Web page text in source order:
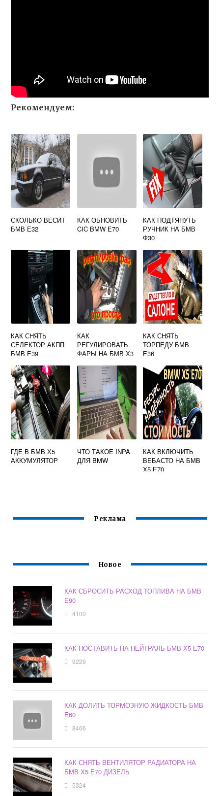
Рекомендуем:
СКОЛЬКО ВЕСИТ
БМВ Е32
КАК ОБНОВИТЬ
CIC BMW E70
КАК ПОДТЯНУТЬ
РУЧНИК НА БМВ
Ф30
КАК СНЯТЬ
СЕЛЕКТОР АКПП
БМВ Е39
КАК
РЕГУЛИРОВАТЬ
ФАРЫ НА БМВ Х3
КАК СНЯТЬ
ТОРПЕДУ БМВ
Е36
ГДЕ В БМВ Х5
АККУМУЛЯТОР
ЧТО ТАКОЕ INPA
ДЛЯ BMW
КАК ВКЛЮЧИТЬ
ВЕБАСТО НА БМВ
Х5 Е70
Реклама
Новое
КАК СБРОСИТЬ РАСХОД ТОПЛИВА НА БМВ
Е90
4100
КАК ПОСТАВИТЬ НА НЕЙТРАЛЬ БМВ Х5 Е70
9229
КАК ДОЛИТЬ ТОРМОЗНУЮ ЖИДКОСТЬ БМВ
Е60
8466
КАК СНЯТЬ ВЕНТИЛЯТОР РАДИАТОРА НА
БМВ Х5 Е70 ДИЗЕЛЬ
5324